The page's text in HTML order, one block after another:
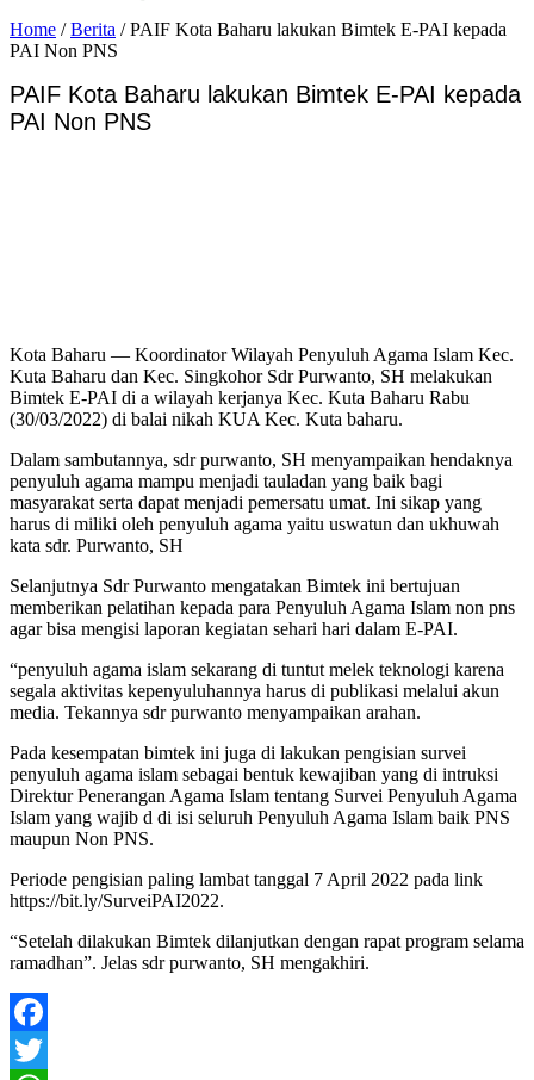
Home /Berita /PAIF Kota Baharu lakukan Bimtek E-PAI kepada
PAI Non PNS
PAIF Kota Baharu lakukan Bimtek E-PAI kepada
PAI Non PNS
Kota Baharu — Koordinator Wilayah Penyuluh Agama Islam Kec.
Kuta Baharu dan Kec. Singkohor Sdr Purwanto, SH melakukan
Bimtek E-PAI di a wilayah kerjanya Kec. Kuta Baharu Rabu
(30/03/2022) di balai nikah KUA Kec. Kuta baharu.
Dalam sambutannya, sdr purwanto, SH menyampaikan hendaknya
penyuluh agama mampu menjadi tauladan yang baik bagi
masyarakat serta dapat menjadi pemersatu umat. Ini sikap yang
harus di miliki oleh penyuluh agama yaitu uswatun dan ukhuwah
kata sdr. Purwanto, SH
Selanjutnya Sdr Purwanto mengatakan Bimtek ini bertujuan
memberikan pelatihan kepada para Penyuluh Agama Islam non pns
agar bisa mengisi laporan kegiatan sehari hari dalam E-PAI.
“penyuluh agama islam sekarang di tuntut melek teknologi karena
segala aktivitas kepenyuluhannya harus di publikasi melalui akun
media. Tekannya sdr purwanto menyampaikan arahan.
Pada kesempatan bimtek ini juga di lakukan pengisian survei
penyuluh agama islam sebagai bentuk kewajiban yang di intruksi
Direktur Penerangan Agama Islam tentang Survei Penyuluh Agama
Islam yang wajib d di isi seluruh Penyuluh Agama Islam baik PNS
maupun Non PNS.
Periode pengisian paling lambat tanggal 7 April 2022 pada link
https://bit.ly/SurveiPAI2022.
“Setelah dilakukan Bimtek dilanjutkan dengan rapat program selama
ramadhan”. Jelas sdr purwanto, SH mengakhiri.
Facebook